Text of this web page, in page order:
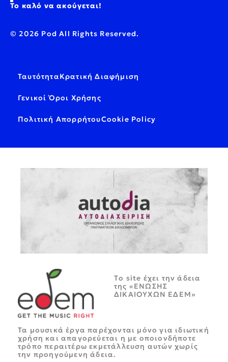
Το καλό να ακούγεται!
© 2026 Pod All Rights Reserved.
ΤαυτότηταΚρατική Διαφήμιση
Γενικοί Όροι Χρήσης
Πολιτική ΑπορρήτουCookie Policy
Tο site έχει την άδεια
της «ΕΝΩΣΗΣ
ΔΙΚΑΙΟΥΧΩΝ ΕΔΕΜ»
Τα μουσικά έργα παρέχονται μόνο για ιδιωτική
χρήση και απαγορεύεται η με οποιονδήποτε
τρόπο περαιτέρω εκμετάλλευση αυτών χωρίς
την προηγούμενη άδεια.